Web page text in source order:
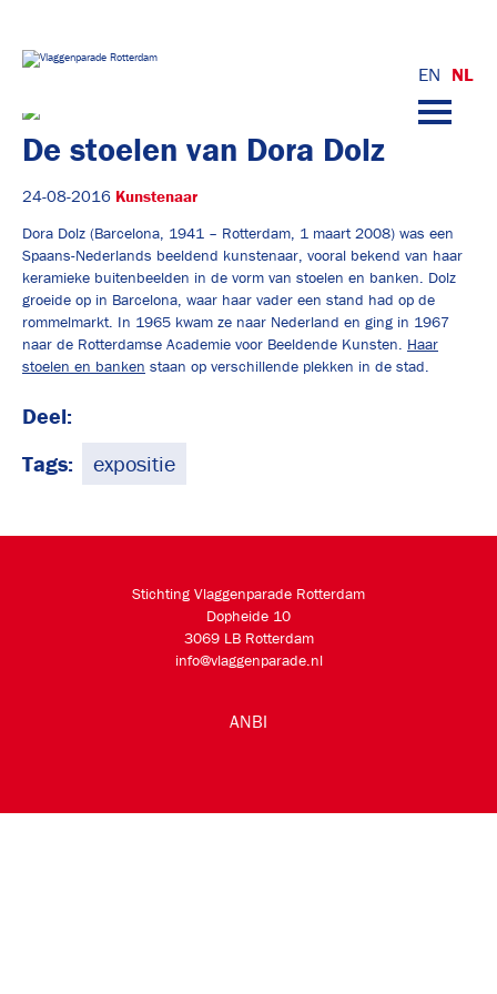
EN NL
Nu op de Vlaggenparade
Doneren aan de Vlaggenparade
Uw vlaggen in top op De Vlaggenparade!
Contact
Volg de Vlaggenparade:
De stoelen van Dora Dolz
24-08-2016 Kunstenaar
Dora Dolz (Barcelona, 1941 – Rotterdam, 1 maart 2008) was een
Spaans-Nederlands beeldend kunstenaar, vooral bekend van haar
keramieke buitenbeelden in de vorm van stoelen en banken. Dolz
groeide op in Barcelona, waar haar vader een stand had op de
rommelmarkt. In 1965 kwam ze naar Nederland en ging in 1967
naar de Rotterdamse Academie voor Beeldende Kunsten. Haar
stoelen en banken staan op verschillende plekken in de stad.
Deel:
Tags:
expositie
Stichting Vlaggenparade Rotterdam
Dopheide 10
3069 LB Rotterdam
info@vlaggenparade.nl
ANBI